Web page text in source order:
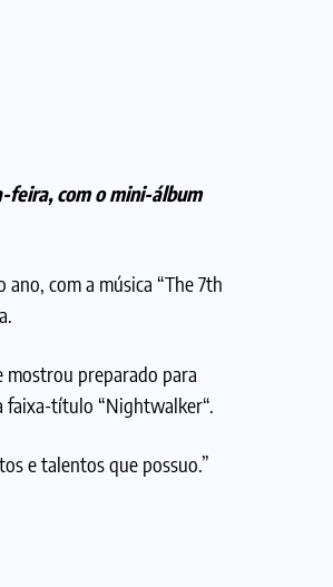
feira, com o mini-álbum
ano, com a música “The 7th
mostrou preparado para
faixa-título “Nightwalker“.
e talentos que possuo.”